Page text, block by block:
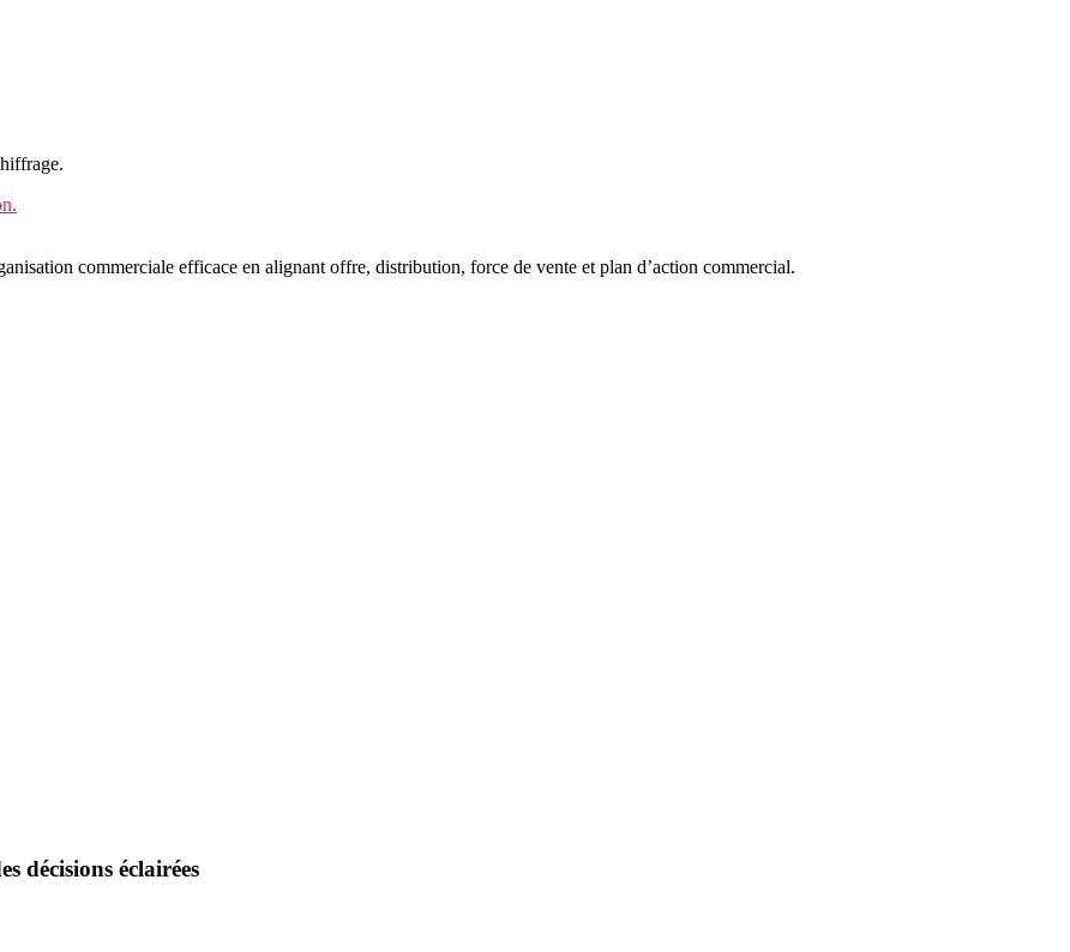
commerciale efficace en alignant offre, distribution, force de vente et plan d’action commercial.
décisions éclairées